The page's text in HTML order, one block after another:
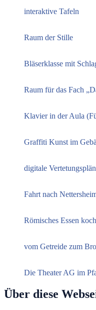
interaktive Tafeln
Raum der Stille
Bläserklasse mit
Raum für das Fach
Klavier in der Aula
Graffiti Kunst im
digitale
Fahrt nach
Römisches Essen
vom Getreide zum
Die Theater AG im
Über diese